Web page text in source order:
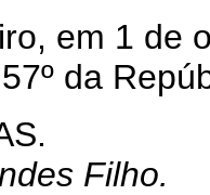
em 1 de
da
Filho.